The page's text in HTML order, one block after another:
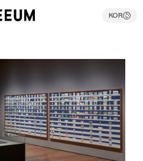
KOR
KOR
시예약
셔틀버스예약
스토어